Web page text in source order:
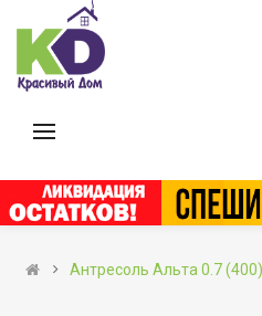
Антресоль Альта 0.7